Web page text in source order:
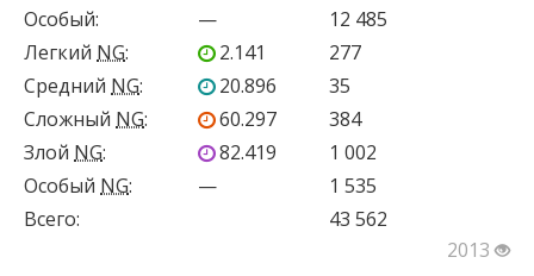
Особый: —
12 485
Легкий NG: 2.141
277
Средний NG: 20.896
35
Сложный NG: 60.297
384
Злой NG: 82.419
1 002
Особый NG: —
1 535
Всего:
43 562
2013